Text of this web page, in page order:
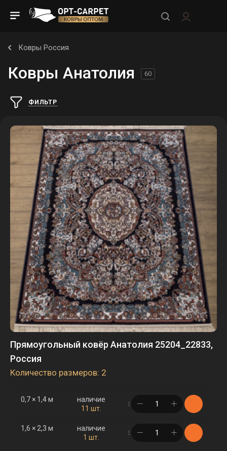
Ковры Россия
Ковры Анатолия 60
ФИЛЬТР
Прямоугольный ковёр Анатолия 25204_22833,
Россия
Количество размеров: 2
0,7 × 1,4 м
наличие
11 шт.
в корзине
1,6 × 2,3 м
наличие
1 шт.
в корзине